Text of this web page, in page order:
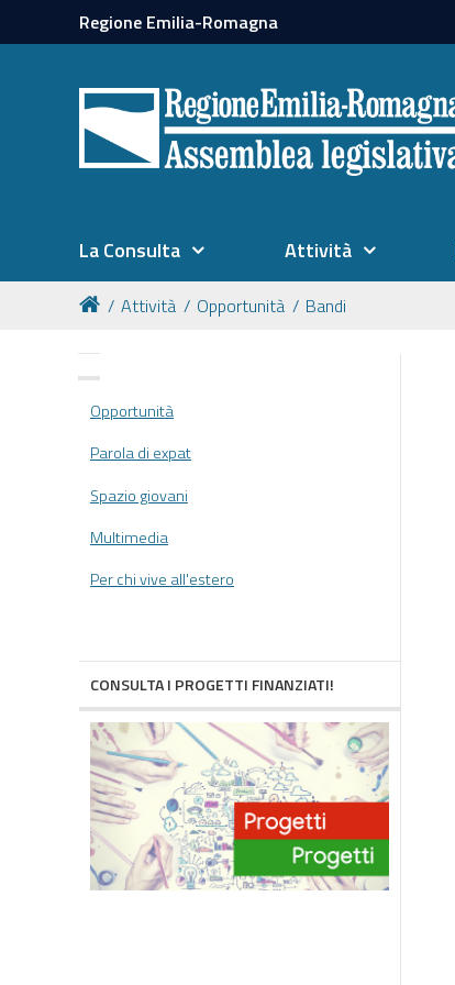
Regione Emilia-Romagna
La Consulta Attività
Attività Opportunità Bandi
NAVIGAZIONE
Opportunità
Parola di expat
Spazio giovani
Multimedia
Per chi vive all'estero
CONSULTA I PROGETTI FINANZIATI!